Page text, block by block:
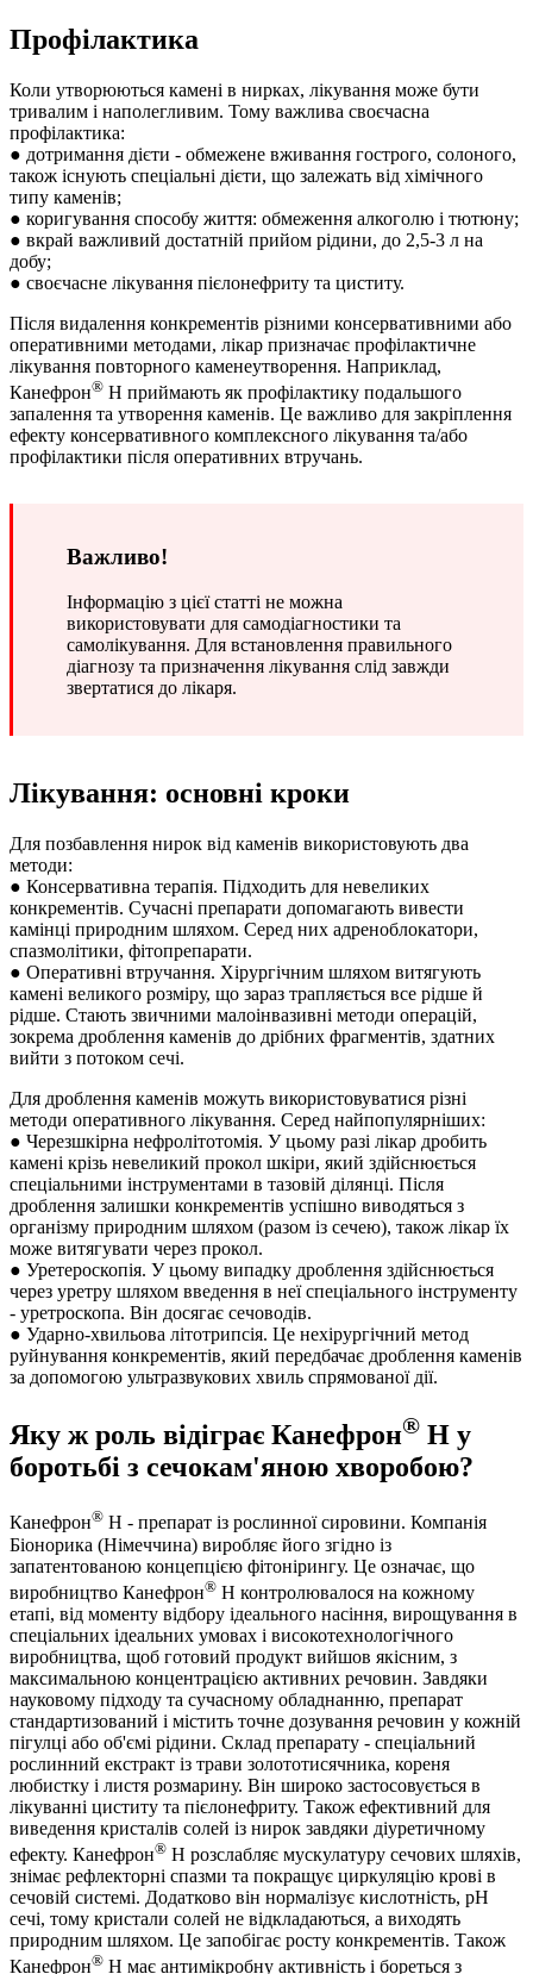
Профілактика
Коли утворюються камені в нирках, лікування може бути
тривалим і наполегливим. Тому важлива своєчасна
профілактика:
● дотримання дієти - обмежене вживання гострого, солоного,
також існують спеціальні дієти, що залежать від хімічного
типу каменів;
● коригування способу життя: обмеження алкоголю і тютюну;
● вкрай важливий достатній прийом рідини, до 2,5-3 л на
добу;
● своєчасне лікування пієлонефриту та циститу.
Після видалення конкрементів різними консервативними або
оперативними методами, лікар призначає профілактичне
лікування повторного каменеутворення. Наприклад,
Канефрон® Н приймають як профілактику подальшого
запалення та утворення каменів. Це важливо для закріплення
ефекту консервативного комплексного лікування та/або
профілактики після оперативних втручань.
Важливо!
Інформацію з цієї статті не можна
використовувати для самодіагностики та
самолікування. Для встановлення правильного
діагнозу та призначення лікування слід завжди
звертатися до лікаря.
Лікування: основні кроки
Для позбавлення нирок від каменів використовують два
методи:
● Консервативна терапія. Підходить для невеликих
конкрементів. Сучасні препарати допомагають вивести
камінці природним шляхом. Серед них адреноблокатори,
спазмолітики, фітопрепарати.
● Оперативні втручання. Хірургічним шляхом витягують
камені великого розміру, що зараз трапляється все рідше й
рідше. Стають звичними малоінвазивні методи операцій,
зокрема дроблення каменів до дрібних фрагментів, здатних
вийти з потоком сечі.
Для дроблення каменів можуть використовуватися різні
методи оперативного лікування. Серед найпопулярніших:
● Черезшкірна нефролітотомія. У цьому разі лікар дробить
камені крізь невеликий прокол шкіри, який здійснюється
спеціальними інструментами в тазовій ділянці. Після
дроблення залишки конкрементів успішно виводяться з
організму природним шляхом (разом із сечею), також лікар їх
може витягувати через прокол.
● Уретероскопія. У цьому випадку дроблення здійснюється
через уретру шляхом введення в неї спеціального інструменту
- уретроскопа. Він досягає сечоводів.
● Ударно-хвильова літотрипсія. Це нехірургічний метод
руйнування конкрементів, який передбачає дроблення каменів
за допомогою ультразвукових хвиль спрямованої дії.
Яку ж роль відіграє Канефрон® Н у
боротьбі з сечокам'яною хворобою?
Канефрон® Н - препарат із рослинної сировини. Компанія
Біонорика (Німеччина) виробляє його згідно із
запатентованою концепцією фітонірингу. Це означає, що
виробництво Канефрон® Н контролювалося на кожному
етапі, від моменту відбору ідеального насіння, вирощування в
спеціальних ідеальних умовах і високотехнологічного
виробництва, щоб готовий продукт вийшов якісним, з
максимальною концентрацією активних речовин. Завдяки
науковому підходу та сучасному обладнанню, препарат
стандартизований і містить точне дозування речовин у кожній
пігулці або об'ємі рідини. Склад препарату - спеціальний
рослинний екстракт із трави золототисячника, кореня
любистку і листя розмарину. Він широко застосовується в
лікуванні циститу та пієлонефриту. Також ефективний для
виведення кристалів солей із нирок завдяки діуретичному
ефекту. Канефрон® Н розслабляє мускулатуру сечових шляхів,
знімає рефлекторні спазми та покращує циркуляцію крові в
сечовій системі. Додатково він нормалізує кислотність, рН
сечі, тому кристали солей не відкладаються, а виходять
природним шляхом. Це запобігає росту конкрементів. Також
Канефрон® Н має антимікробну активність і бореться з